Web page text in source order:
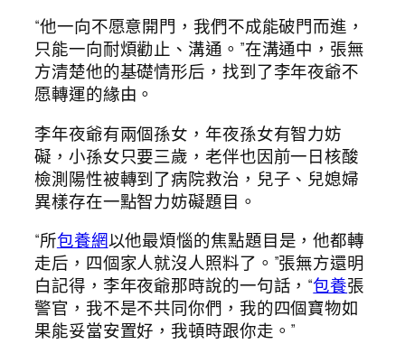
“他一向不愿意開門，我們不成能破門而進，
只能一向耐煩勸止、溝通。”在溝通中，張無
方清楚他的基礎情形后，找到了李年夜爺不
愿轉運的緣由。
李年夜爺有兩個孫女，年夜孫女有智力妨
礙，小孫女只要三歲，老伴也因前一日核酸
檢測陽性被轉到了病院救治，兒子、兒媳婦
異樣存在一點智力妨礙題目。
“所包養網以他最煩惱的焦點題目是，他都轉
走后，四個家人就沒人照料了。”張無方還明
白記得，李年夜爺那時說的一句話，“包養張
警官，我不是不共同你們，我的四個寶物如
果能妥當安置好，我頓時跟你走。”